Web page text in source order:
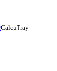
CalcuTray